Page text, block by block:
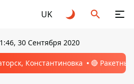
UK
30 Сентября 2020
Константиновка 🔴